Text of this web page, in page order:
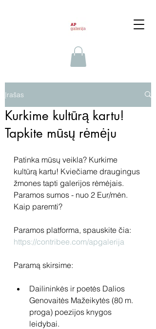
Įrašas
Kurkime kultūrą kartu!
Tapkite mūsų rėmėju
Patinka mūsų veikla? Kurkime
kultūrą kartu! Kviečiame draugingus
žmones tapti galerijos rėmėjais.
Paramos sumos - nuo 2 Eur/mėn.
Kaip paremti?
Paramos platforma, spauskite čia:
https://contribee.com/apgalerija
Paramą skirsime:
Dailininkės ir poetės Dalios
Genovaitės Mažeikytės (80 m.
proga) poezijos knygos
leidybai.